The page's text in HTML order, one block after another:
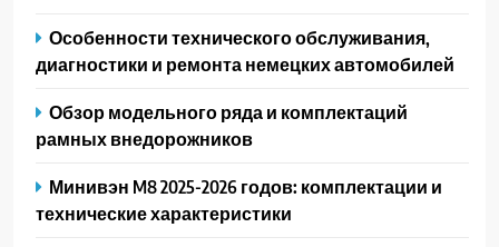
Особенности технического обслуживания,
диагностики и ремонта немецких автомобилей
Обзор модельного ряда и комплектаций
рамных внедорожников
Минивэн M8 2025-2026 годов: комплектации и
технические характеристики